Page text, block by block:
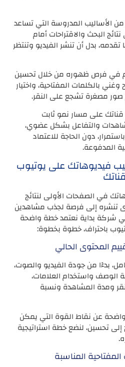
الأساليب المدروسة التي تساعد
البحث والاقتراحات أمام
بدل أن تنشر الفيديو وتنتظر
في فرص ظهوره من خلال تحسين
بالكلمات المفتاحية، واختيار
صور مصغرة تشجع على النقر.
على مسار نمو ثابت
والتفاعل بشكل عضوي،
دون الحاجة للاعتماد
المدفوعة.
فيديوهاتك على يوتيوب
في الصفحات الأولى لنتائج
تنشره إلى فرصة لجذب مشاهدين
شركة بداية نعتمد خطة واضحة
باحتراف، خطوة بخطوة:
المحتوى الحالي
بدءًا من جودة الفيديو والصوت،
الوصف واستخدام العلامات،
ومدة المشاهدة ونسبة
عن نقاط القوة التي يمكن
إلى تحسين، لنضع خطة استراتيجية
المناسبة